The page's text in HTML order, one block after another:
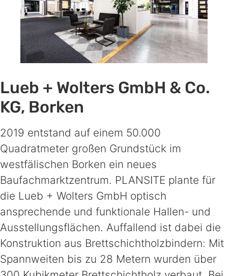
Lueb + Wolters GmbH & Co.
KG, Borken
2019 entstand auf einem 50.000
Quadratmeter großen Grundstück im
westfälischen Borken ein neues
Baufachmarktzentrum. PLANSITE plante für
die Lueb + Wolters GmbH optisch
ansprechende und funktionale Hallen- und
Ausstellungsflächen. Auffallend ist dabei die
Konstruktion aus Brettschichtholzbindern: Mit
Spannweiten bis zu 28 Metern wurden über